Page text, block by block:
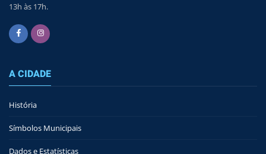
13h às 17h.
A CIDADE
História
Símbolos Municipais
Dados e Estatísticas